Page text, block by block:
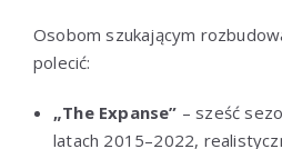
Osobom szukającym
polecić:
„The Expanse” – sześć
latach 2015–2022,